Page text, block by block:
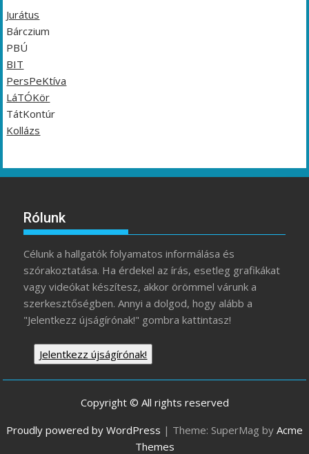
Jurátus
Bárczium
PBÚ
BIT
PersPeKtíva
LáTÓKör
TátKontúr
Kollázs
Rólunk
Célunk a hallgatók folyamatos informálása és
szórakoztatása. Ha érdekel az írás, esetleg grafikákat
vagy videókat készítesz, akkor örömmel várunk a
szerkesztőségben. Annyi a dolgod, hogy alább a
"Jelentkezz újságírónak!" gombra kattintasz!
Jelentkezz újságírónak!
Copyright © All rights reserved
Proudly powered by WordPress | Theme: SuperMag by Acme
Themes